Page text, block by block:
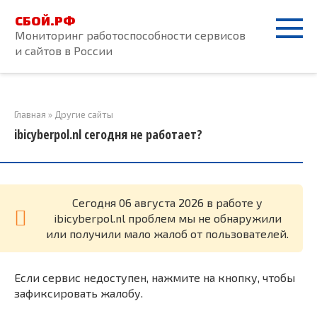
контенту
СБОЙ.РФ
Мониторинг работоспособности сервисов
и сайтов в России
Главная » Другие сайты
ibicyberpol.nl сегодня не работает?
Cегодня 06 августа 2026 в работе у
ibicyberpol.nl проблем мы не обнаружили
или получили мало жалоб от пользователей.
Если сервис недоступен, нажмите на кнопку, чтобы
зафиксировать жалобу.